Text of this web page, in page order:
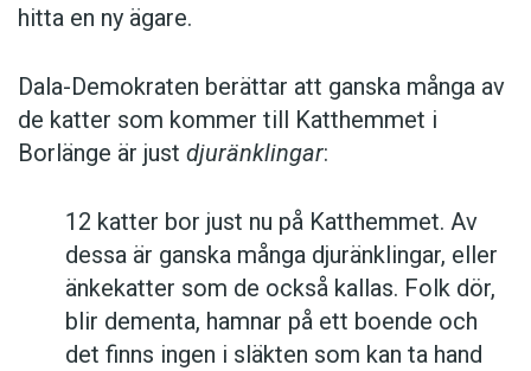
hitta en ny ägare.
Dala-Demokraten berättar att ganska många av
de katter som kommer till Katthemmet i
Borlänge är just djuränklingar:
12 katter bor just nu på Katthemmet. Av
dessa är ganska många djuränklingar, eller
änkekatter som de också kallas. Folk dör,
blir dementa, hamnar på ett boende och
det finns ingen i släkten som kan ta hand